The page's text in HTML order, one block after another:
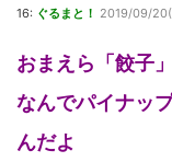
16: ぐるまと！ 2019/09/
おまえら「餃子
なんでパイナッ
んだよ